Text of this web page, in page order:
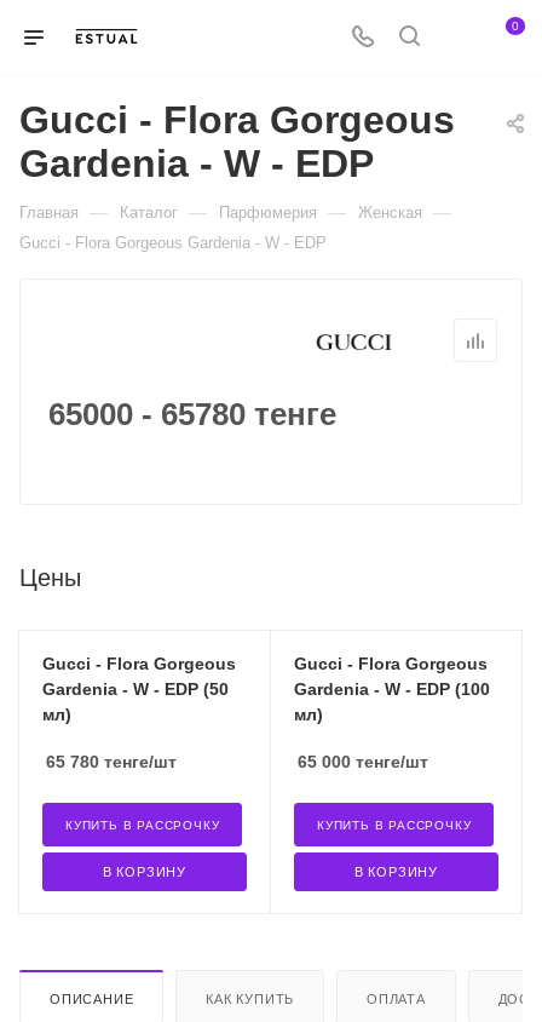
0
Gucci - Flora Gorgeous
Gardenia - W - EDP
Главная — Каталог — Парфюмерия — Женская —
Gucci - Flora Gorgeous Gardenia - W - EDP
65000 - 65780 тенге
Цены
Gucci - Flora Gorgeous
Gardenia - W - EDP (50
мл)
65 780 тенге/шт
В КОРЗИНУ
КУПИТЬ В РАССРОЧКУ
Gucci - Flora Gorgeous
Gardenia - W - EDP (100
мл)
65 000 тенге/шт
В КОРЗИНУ
КУПИТЬ В РАССРОЧКУ
ОПИСАНИЕ КАК КУПИТЬ ОПЛАТА